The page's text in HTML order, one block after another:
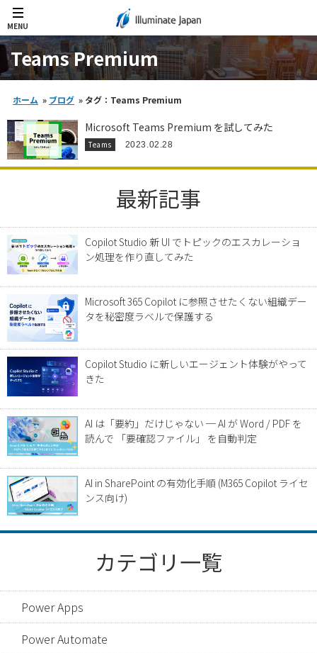
MENU
Teams Premium
ホーム » ブログ » タグ：Teams Premium
Microsoft Teams Premium を試してみた
Teams 2023.02.28
最新記事
Copilot Studio 新 UI でトピックのエスカレーショ
ン処理を作り直してみた
Microsoft 365 Copilot に参照させたくない組織デー
タを秘密度ラベルで保護する
Copilot Studio に新しいエージェント体験がやって
きた
AI は「要約」だけじゃない ─ AI が Word / PDF を
読んで 「要確認ファイル」 を自動判定
AI in SharePoint の有効化手順 (M365 Copilot ライセ
ンス向け)
カテゴリ一覧
Power Apps
Power Automate